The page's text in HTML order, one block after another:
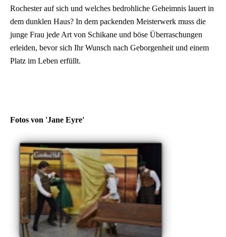
Rochester auf sich und welches bedrohliche Geheimnis lauert in
dem dunklen Haus? In dem packenden Meisterwerk muss die
junge Frau jede Art von Schikane und böse Überraschungen
erleiden, bevor sich Ihr Wunsch nach Geborgenheit und einem
Platz im Leben erfüllt.
Fotos von 'Jane Eyre'